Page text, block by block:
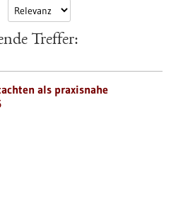
Treffer:
als praxisnahe